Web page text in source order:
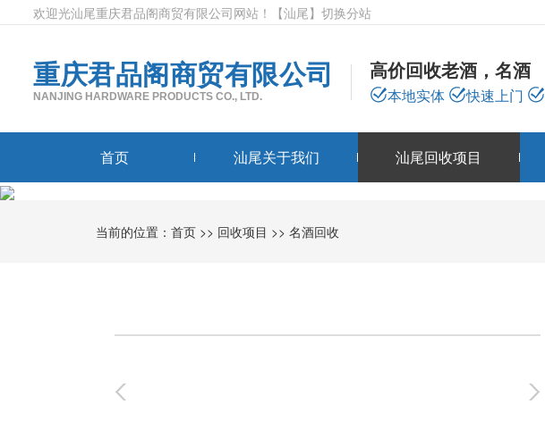
欢迎光汕尾重庆君品阁商贸有限公司网站！ 【汕尾】 切换分站
重庆君品阁商贸有限公司
NANJING HARDWARE PRODUCTS CO., LTD.
高价回收老酒，名酒
本地实体 快速上门
首页 汕尾关于我们 汕尾回收项目
当前的位置：首页 >> 回收项目 >>名酒回收